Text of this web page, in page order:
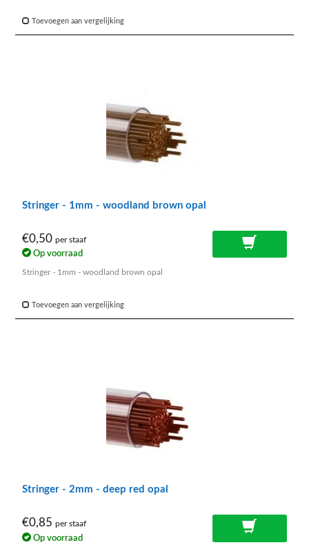
Toevoegen aan vergelijking
Stringer - 1mm - woodland brown opal
€0,50 per staaf
Op voorraad
Stringer - 1mm - woodland brown opal
Toevoegen aan vergelijking
Stringer - 2mm - deep red opal
€0,85 per staaf
Op voorraad